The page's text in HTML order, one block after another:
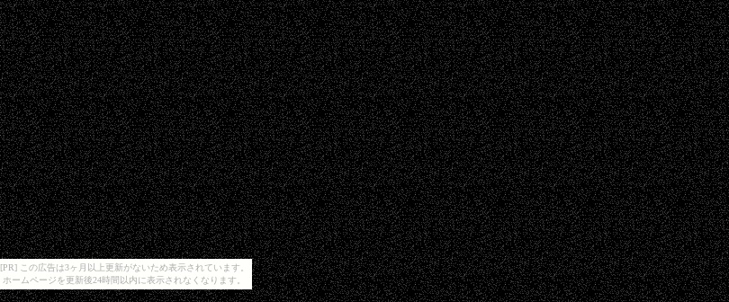
[PR] この広告は3ヶ月以上更新がないため表示されています。
ホームページを更新後24時間以内に表示されなくなります。